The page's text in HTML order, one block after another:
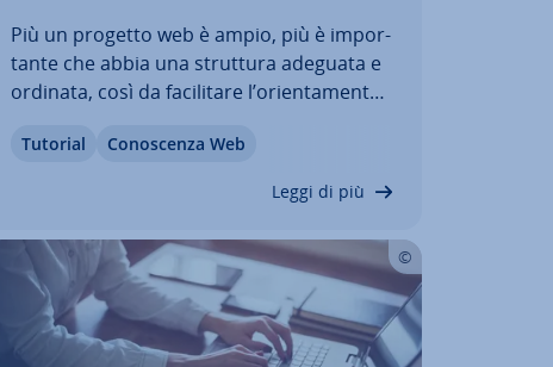
Più un progetto web è ampio, più è im­por­
tan­te che abbia una struttura adeguata e
ordinata, così da fa­ci­li­ta­re l’orien­ta­men­to
to­ri, ma anche ai motori di ricerca. L’in­di­
dall'uso di sitemap XML: questi…
Tutorial Co­no­scen­za Web
Leggi di più